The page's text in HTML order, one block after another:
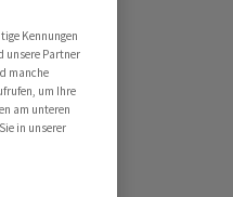
Kennungen
unsere Partner
manche
um Ihre
am unteren
in unserer